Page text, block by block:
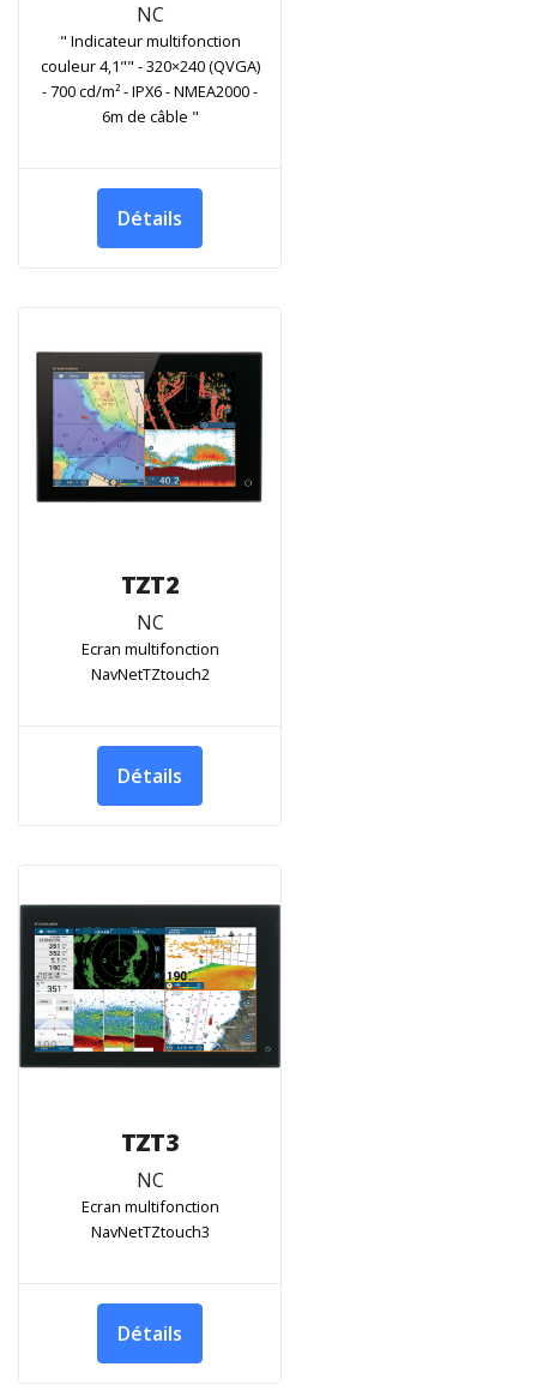
NC
" Indicateur multifonction
couleur 4,1"" - 320×240 (QVGA)
- 700 cd/m² - IPX6 - NMEA2000 -
6m de câble "
Détails
TZT2
NC
Ecran multifonction
NavNetTZtouch2
Détails
TZT3
NC
Ecran multifonction
NavNetTZtouch3
Détails